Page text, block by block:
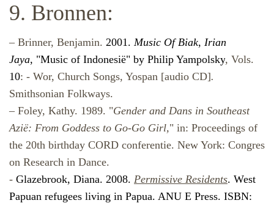
9. Bronnen:
– Brinner, Benjamin. 2001. Music Of Biak, Irian
Jaya, "Music of Indonesië" by Philip Yampolsky, Vols.
10: - Wor, Church Songs, Yospan [audio CD].
Smithsonian Folkways.
– Foley, Kathy. 1989. "Gender and Dans in Southeast
Azië: From Goddess to Go-Go Girl," in: Proceedings of
the 20th birthday CORD conferentie. New York: Congres
on Research in Dance.
- Glazebrook, Diana. 2008. Permissive Residents. West
Papuan refugees living in Papua. ANU E Press. ISBN: